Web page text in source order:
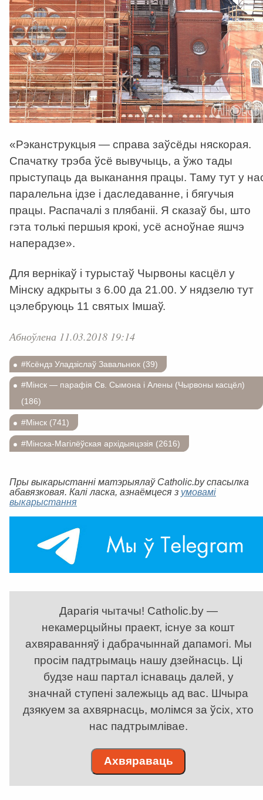
«Рэканструкцыя — справа заўсёды няскорая.
Спачатку трэба ўсё вывучыць, а ўжо тады
прыступаць да выканання працы. Таму тут у
паралельна ідзе і даследаванне, і бягучыя
працы. Распачалі з плябаніі. Я сказаў бы, што
гэта толькі першыя крокі, усё асноўнае яшчэ
наперадзе».
Для вернікаў і турыстаў Чырвоны касцёл у
Мінску адкрыты з 6.00 да 21.00. У нядзелю тут
цэлебруюць 11 святых Імшаў.
Абноўлена 11.03.2018 19:14
#Ксёндз Уладзіслаў Завальнюк (39)
#Мінск — парафія Св. Сымона і Алены (Чырвоны касцёл)
(186)
#Мінск (741)
#Мінска-Магілёўская архідыяцэзія (2616)
Пры выкарыстанні матэрыялаў Catholic.by спасылка
абавязковая. Калі ласка, азнаёмцеся з умовамі
выкарыстання
Дарагія чытачы! Catholic.by —
некамерцыйны праект, існуе за кошт
ахвяраванняў і дабрачыннай дапамогі. Мы
просім падтрымаць нашу дзейнасць. Ці
будзе наш партал існаваць далей, у
значнай ступені залежыць ад вас. Шчыра
дзякуем за ахвярнасць, молімся за ўсіх, хто
нас падтрымлівае.
Ахвяраваць